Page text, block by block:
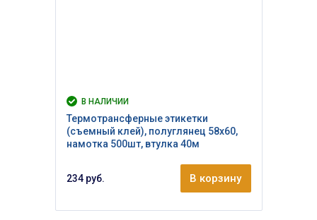
В НАЛИЧИИ
Термотрансферные этикетки
(съемный клей), полуглянец 58х60,
намотка 500шт, втулка 40м
234 руб. В корзину